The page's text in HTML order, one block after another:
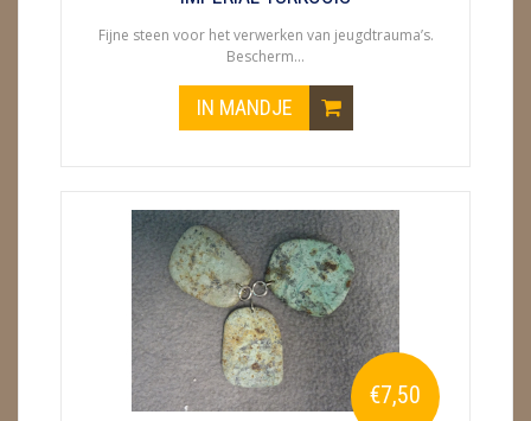
Fijne steen voor het verwerken van jeugdtrauma’s.
Bescherm...
IN MANDJE
€7,50